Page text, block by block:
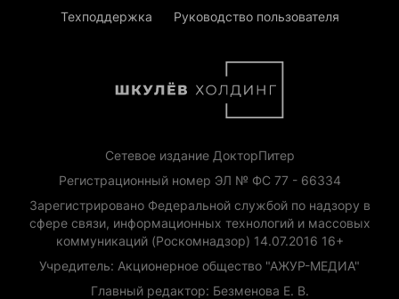
Техподдержка
Руководство пользователя
Сетевое издание ДокторПитер
Регистрационный номер ЭЛ № ФС 77 - 66334
Зарегистрировано Федеральной службой по надзору в
сфере связи, информационных технологий и массовых
коммуникаций (Роскомнадзор) 14.07.2016 16+
Учредитель: Акционерное общество "АЖУР-МЕДИА"
Главный редактор: Безменова Е. В.